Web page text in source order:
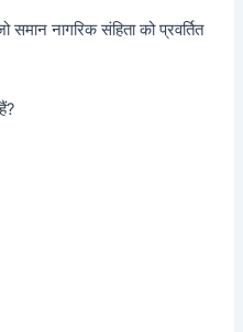
नागरिक संहिता को प्रवर्तित